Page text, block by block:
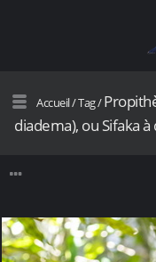
Accueil/Tag/
diadema), ou Sifaka